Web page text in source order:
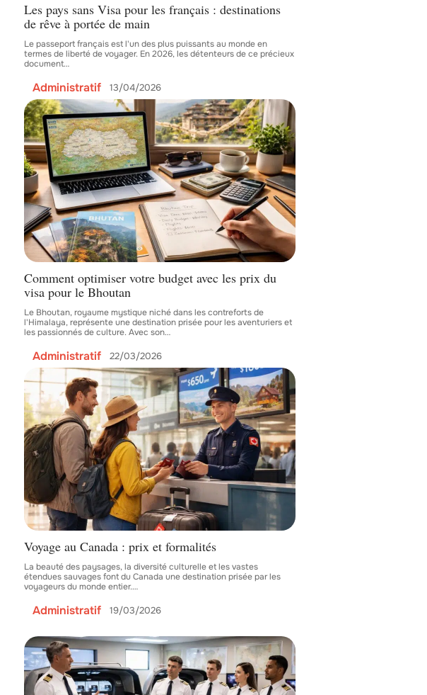
Les pays sans Visa pour les français : destinations
de rêve à portée de main
Le passeport français est l'un des plus puissants au monde en
termes de liberté de voyager. En 2026, les détenteurs de ce précieux
document…
Administratif 13/04/2026
Comment optimiser votre budget avec les prix du
visa pour le Bhoutan
Le Bhoutan, royaume mystique niché dans les contreforts de
l'Himalaya, représente une destination prisée pour les aventuriers et
les passionnés de culture. Avec son…
Administratif 22/03/2026
Voyage au Canada : prix et formalités
La beauté des paysages, la diversité culturelle et les vastes
étendues sauvages font du Canada une destination prisée par les
voyageurs du monde entier.…
Administratif 19/03/2026